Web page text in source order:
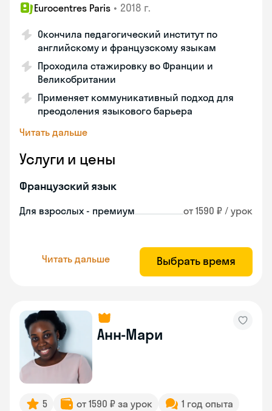
Eurocentres Paris • 2018 г.
Окончила педагогический институт по
английскому и французскому языкам
Проходила стажировку во Франции и
Великобритании
Применяет коммуникативный подход для
преодоления языкового барьера
Читать дальше
Услуги и цены
Французский язык
Для взрослых - премиум от 1590 ₽ / урок
Читать дальше Выбрать время
Анн-Мари
5 от 1590 ₽ за урок
1 год опыта